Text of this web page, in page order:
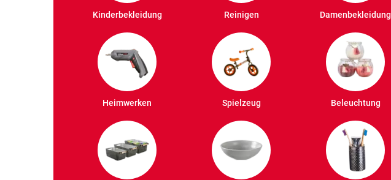
Kinderbekleidung Reinigen Damenbekleidung
Heimwerken Spielzeug Beleuchtung